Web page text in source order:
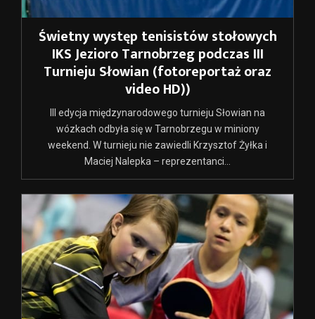
Świetny występ tenisistów stołowych
IKS Jezioro Tarnobrzeg podczas III
Turnieju Słowian (fotoreportaż oraz
video HD))
III edycja międzynarodowego turnieju Słowian na
wózkach odbyła się w Tarnobrzegu w miniony
weekend. W turnieju nie zawiedli Krzysztof Żyłka i
Maciej Nalepka – reprezentanci...